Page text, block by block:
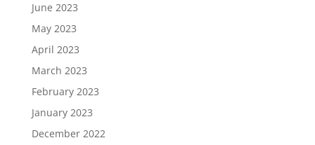
June 2023
May 2023
April 2023
March 2023
February 2023
January 2023
December 2022